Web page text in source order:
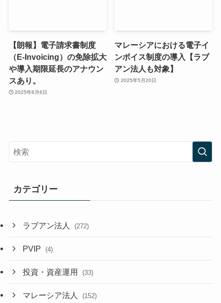
【朗報】電子請求書制度
（E-Invoicing）の免除拡大
や導入期限延長のアナウン
スあり。
2025年6月6日
マレーシアにおける電子イ
ンボイス制度の導入【ラブ
アン法人も対象】
2025年5月20日
カテゴリー
ラブアン法人 (272)
PVIP (4)
投資・資産運用 (33)
マレーシア法人 (152)